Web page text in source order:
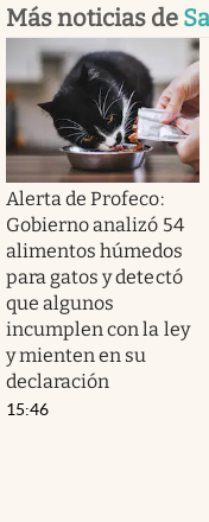
Más noticias de
Alerta de Profeco:
Gobierno analizó 54
alimentos húmedos
para gatos y detectó
que algunos
incumplen con la ley
y mienten en su
declaración
15:46